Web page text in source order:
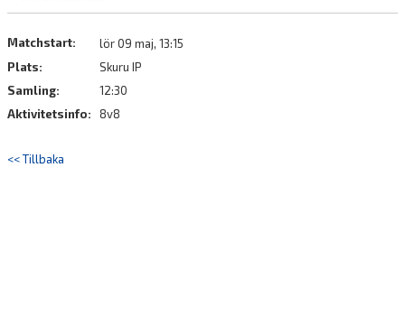
MATCHER
TRUPPEN
BILDGALLERI
KONTAKT
Matchstart:
lör 09 maj, 13:15
Plats:
Skuru IP
Samling:
12:30
Aktivitetsinfo:
8v8
<< Tillbaka